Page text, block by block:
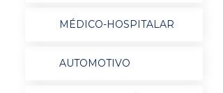
MÉDICO-HOSPITALAR
AUTOMOTIVO